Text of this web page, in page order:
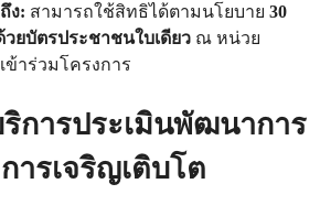
ง: สามารถใช้สิทธิได้ตามนโยบาย 30
ยบัตรประชาชนใบเดียว ณ หน่วย
าร่วมโครงการ
ริการประเมินพัฒนาการ
ารเจริญเติบโต